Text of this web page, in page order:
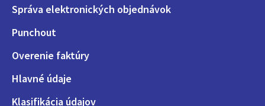
Správa elektronických objednávok
Punchout
Overenie faktúry
Hlavné údaje
Klasifikácia údajov